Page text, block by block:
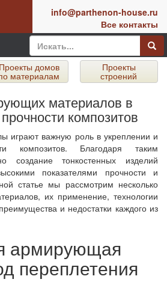
info@parthenon-house.ru
Все контакты
Проекты домов
материалам
Проекты
строений
материалов в
композитов
играют важную роль в укреплении и
композитов. Благодаря таким
создание тонкостенных изделий
показателями прочности и
статье мы рассмотрим несколько
их применение, технологии
и недостатки каждого из
армирующая
переплетения